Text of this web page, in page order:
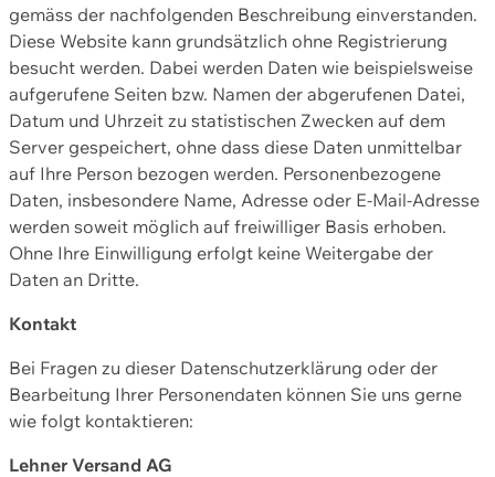
gemäss der nachfolgenden Beschreibung einverstanden.
Diese Website kann grundsätzlich ohne Registrierung
besucht werden. Dabei werden Daten wie beispielsweise
aufgerufene Seiten bzw. Namen der abgerufenen Datei,
Datum und Uhrzeit zu statistischen Zwecken auf dem
Server gespeichert, ohne dass diese Daten unmittelbar
auf Ihre Person bezogen werden. Personenbezogene
Daten, insbesondere Name, Adresse oder E-Mail-Adresse
werden soweit möglich auf freiwilliger Basis erhoben.
Ohne Ihre Einwilligung erfolgt keine Weitergabe der
Daten an Dritte.
Kontakt
Bei Fragen zu dieser Datenschutzerklärung oder der
Bearbeitung Ihrer Personendaten können Sie uns gerne
wie folgt kontaktieren:
Lehner Versand AG